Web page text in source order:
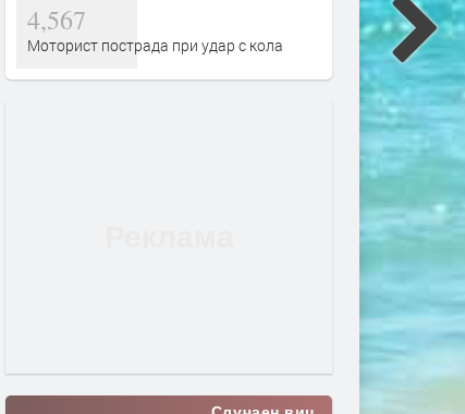
4,567
Моторист пострада при удар с кола